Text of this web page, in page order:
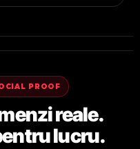
PROOF
reale.
lucru.